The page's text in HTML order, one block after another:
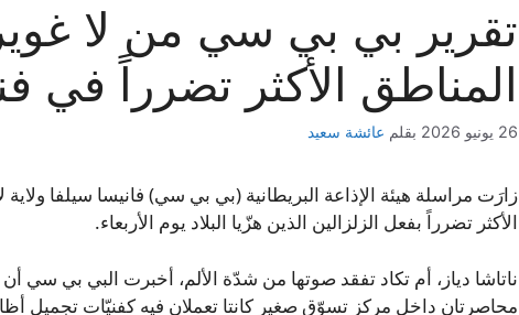
تقرير بي بي سي من لا
المناطق الأكثر تضرراً في
26 يونيو 2026 بقلم عائشة سعيد
زارَت مراسلة هيئة الإذاعة البريطانية (بي بي سي) فانيسا سيلفا ولاية
الأكثر تضرراً بفعل الزلزالين الذين هزّيا البلاد يوم الأربعاء.
محاصرتان داخل مركز تسوّق صغير كانتا تعملان فيه كفنيّات